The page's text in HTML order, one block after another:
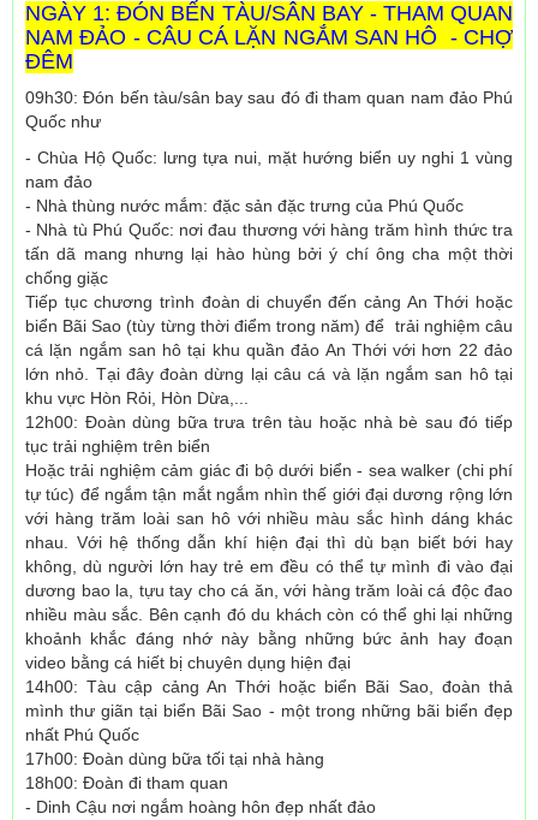
NGÀY 1: ĐÓN BẾN TÀU/SÂN BAY - THAM QUAN
NAM ĐẢO - CÂU CÁ LẶN NGẮM SAN HÔ - CHỢ
ĐÊM
09h30: Đón bến tàu/sân bay sau đó đi tham quan nam đảo Phú
Quốc như
- Chùa Hộ Quốc: lưng tựa nui, mặt hướng biển uy nghi 1 vùng
nam đảo
- Nhà thùng nước mắm: đặc sản đặc trưng của Phú Quốc
- Nhà tù Phú Quốc: nơi đau thương với hàng trăm hình thức tra
tấn dã mang nhưng lại hào hùng bởi ý chí ông cha một thời
chống giặc
Tiếp tục chương trình đoàn di chuyển đến cảng An Thới hoặc
biển Bãi Sao (tùy từng thời điểm trong năm) để trải nghiệm câu
cá lặn ngắm san hô tại khu quần đảo An Thới với hơn 22 đảo
lớn nhỏ. Tại đây đoàn dừng lại câu cá và lặn ngắm san hô tại
khu vực Hòn Rỏi, Hòn Dừa,...
12h00: Đoàn dùng bữa trưa trên tàu hoặc nhà bè sau đó tiếp
tục trải nghiệm trên biển
Hoặc trải nghiệm cảm giác đi bộ dưới biển - sea walker (chi phí
tự túc) để ngắm tận mắt ngắm nhìn thế giới đại dương rộng lớn
với hàng trăm loài san hô với nhiều màu sắc hình dáng khác
nhau. Với hệ thống dẫn khí hiện đại thì dù bạn biết bới hay
không, dù người lớn hay trẻ em đều có thể tự mình đi vào đại
dương bao la, tựu tay cho cá ăn, với hàng trăm loài cá độc đao
nhiều màu sắc. Bên cạnh đó du khách còn có thể ghi lại những
khoảnh khắc đáng nhớ này bằng những bức ảnh hay đoạn
video bằng cá hiết bị chuyên dụng hiện đại
14h00: Tàu cập cảng An Thới hoặc biển Bãi Sao, đoàn thả
mình thư giãn tại biển Bãi Sao - một trong những bãi biển đẹp
nhất Phú Quốc
17h00: Đoàn dùng bữa tối tại nhà hàng
18h00: Đoàn đi tham quan
- Dinh Cậu nơi ngắm hoàng hôn đẹp nhất đảo